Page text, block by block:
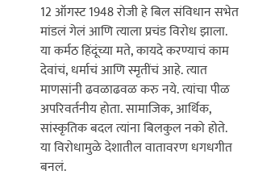
12 ऑगस्ट 1948 रोजी हे बिल संविधान सभेत
मांडलं गेलं आणि त्याला प्रचंड विरोध झाला.
या कर्मठ हिंदूंच्या मते, कायदे करण्याचं काम
देवांचं, धर्माचं आणि स्मृतींचं आहे. त्यात
माणसांनी ढवळाढवळ करु नये. त्यांचा पीळ
अपरिवर्तनीय होता. सामाजिक, आर्थिक,
सांस्कृतिक बदल त्यांना बिलकुल नको होते.
या विरोधामुळे देशातील वातावरण धगधगीत
बनलं.